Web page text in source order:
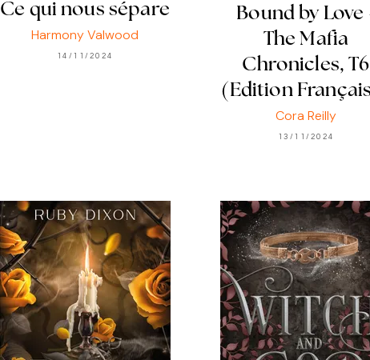
Ce qui nous sépare
Harmony Valwood
14/11/2024
Bound by Love
The Mafia
Chronicles, T6
(Edition
Cora Reilly
13/11/2024